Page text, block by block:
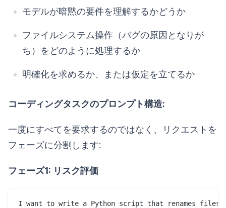
モデルが暗黙の要件を理解するかどうか
ファイルシステム操作（バグの原因となりが
ち）をどのように処理するか
明確化を求めるか、または仮定を立てるか
コーディングタスクのプロンプト構造:
一度にすべてを要求するのではなく、リクエストを
フェーズに分割します:
フェーズ1: リスク評価
I want to write a Python script that renames